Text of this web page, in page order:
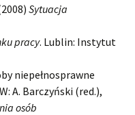
Sytuacja
pracy. Lublin: Instytut
niepełnosprawne
A. Barczyński (red.),
osób